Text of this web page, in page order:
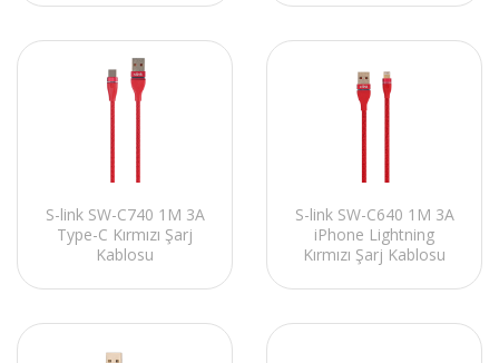
S-link SW-C740 1M 3A
Type-C Kırmızı Şarj
Kablosu
S-link SW-C640 1M 3A
iPhone Lightning
Kırmızı Şarj Kablosu